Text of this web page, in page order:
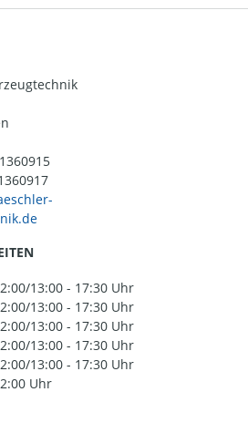
13:00 - 17:30 Uhr
13:00 - 17:30 Uhr
13:00 - 17:30 Uhr
13:00 - 17:30 Uhr
13:00 - 17:30 Uhr
Uhr